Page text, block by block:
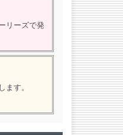
リーズで発
ます。